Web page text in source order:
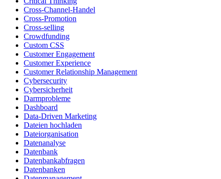
Cross-Channel-Handel
Cross-Promotion
Cross-selling
Crowdfunding
Custom CSS
Customer Engagement
Customer Experience
Customer Relationship Management
Cybersecurity
Cybersicherheit
Darmprobleme
Dashboard
Data-Driven Marketing
Dateien hochladen
Dateiorganisation
Datenanalyse
Datenbank
Datenbankabfragen
Datenbanken